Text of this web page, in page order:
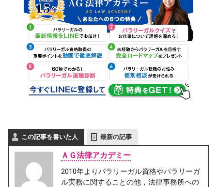
この記事を書いた人 最新の記事
ＡＧ法律アカデミー
2010年よりパラリーガル資格やパラリーガ
ル実務に関することの他，法律事務所への